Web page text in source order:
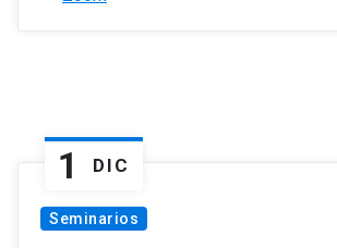
1 DIC
Seminarios